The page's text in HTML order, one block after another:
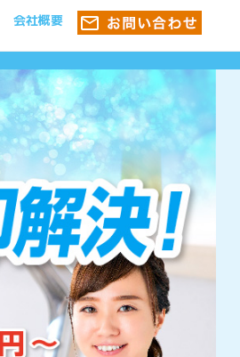
会社概要